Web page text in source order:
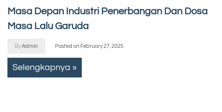
Masa Depan Industri Penerbangan Dan Dosa
Masa Lalu Garuda
ByAdmin Posted on February 27, 2025
Selengkapnya »